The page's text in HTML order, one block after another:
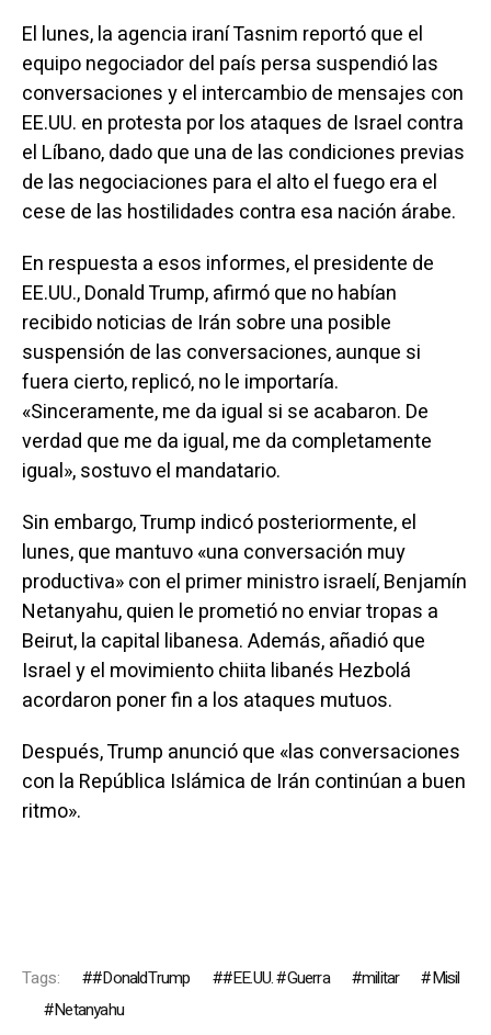
El lunes, la agencia iraní Tasnim reportó que el
equipo negociador del país persa suspendió las
conversaciones y el intercambio de mensajes con
EE.UU. en protesta por los ataques de Israel contra
el Líbano, dado que una de las condiciones previas
de las negociaciones para el alto el fuego era el
cese de las hostilidades contra esa nación árabe.
En respuesta a esos informes, el presidente de
EE.UU., Donald Trump, afirmó que no habían
recibido noticias de Irán sobre una posible
suspensión de las conversaciones, aunque si
fuera cierto, replicó, no le importaría.
«Sinceramente, me da igual si se acabaron. De
verdad que me da igual, me da completamente
igual», sostuvo el mandatario.
Sin embargo, Trump indicó posteriormente, el
lunes, que mantuvo «una conversación muy
productiva» con el primer ministro israelí, Benjamín
Netanyahu, quien le prometió no enviar tropas a
Beirut, la capital libanesa. Además, añadió que
Israel y el movimiento chiita libanés Hezbolá
acordaron poner fin a los ataques mutuos.
Después, Trump anunció que «las conversaciones
con la República Islámica de Irán continúan a buen
ritmo».
Tags: #DonaldTrump #EE.UU. #Guerra militar
Misil
Netanyahu